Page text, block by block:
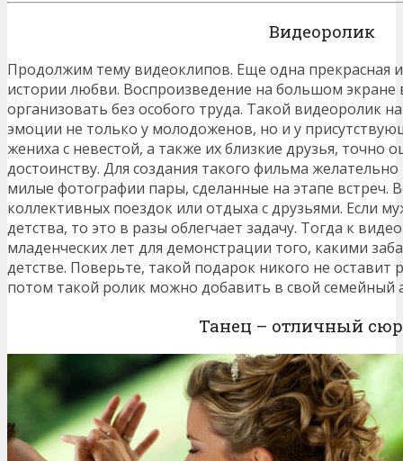
Видеоролик
Продолжим тему видеоклипов. Еще одна прекрасная
истории любви. Воспроизведение на большом
организовать без особого труда. Такой видеоролик
эмоции не только у молодоженов, но и у
жениха с невестой, а также их близкие друзья, точно
достоинству. Для создания такого фильма
милые фотографии пары, сделанные на этапе встреч.
коллективных поездок или отдыха с друзьями. Если
детства, то это в разы облегчает задачу. Тогда к
младенческих лет для демонстрации того, какими
детстве. Поверьте, такой подарок никого не
потом такой ролик можно добавить в свой семейный
Танец – отличный